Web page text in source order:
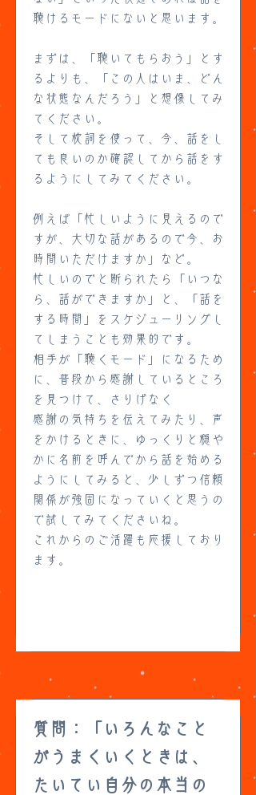
聴けるモードにないと思います。
まずは、「聴いてもらおう」とす
るよりも、「この人はいま、どん
な状態なんだろう」と想像してみ
てください。
そして枕詞を使って、今、話をし
ても良いのか確認してから話をす
るようにしてみてください。
例えば「忙しいように見えるので
すが、大切な話があるので今、お
時間いただけますか」など。
忙しいのでと断られたら「いつな
ら、話ができますか」と、「話を
する時間」をスケジューリングし
てしまうことも効果的です。
相手が「聴くモード」になるため
に、普段から感謝しているところ
を見つけて、さりげなく
感謝の気持ちを伝えてみたり、声
をかけるときに、ゆっくりと穏や
かに名前を呼んでから話を始める
ようにしてみると、少しずつ信頼
関係が強固になっていくと思うの
で試してみてくださいね。
これからのご活躍も応援しており
ます。
質問：「いろんなこと
がうまくいくときは、
たいてい自分の本当の